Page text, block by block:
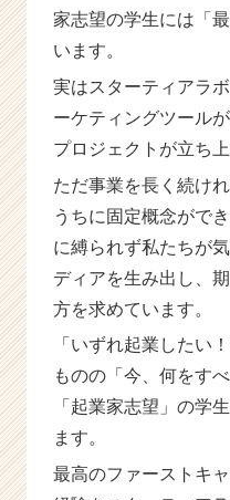
家志望の学生には「
います。
実はスターティアラ
ーケティングツール
プロジェクトが立ち上
ただ事業を長く続け
うちに固定概念がで
に縛られず私たちが
ディアを生み出し、
方を求めています。
「いずれ起業したい
ものの「今、何をす
「起業家志望」の学
ます。
最高のファーストキ